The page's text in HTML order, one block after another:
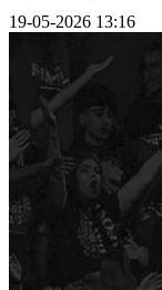
19-05-2026 13:16